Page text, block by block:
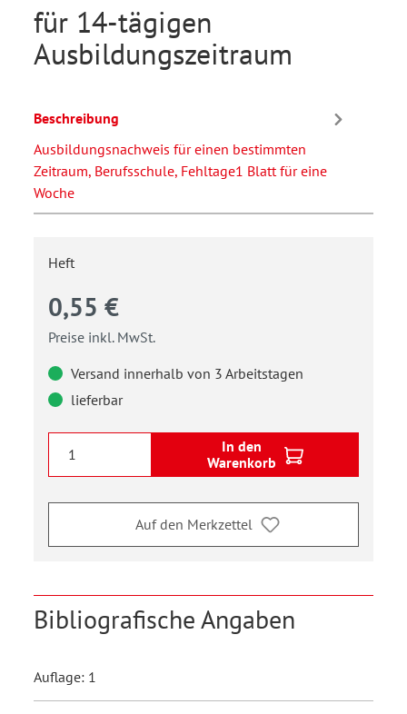
für 14-tägigen
Ausbildungszeitraum
Beschreibung
Ausbildungsnachweis für einen bestimmten
Zeitraum, Berufsschule, Fehltage1 Blatt für eine
Woche
Heft
0,55 €
Preise inkl. MwSt.
Versand innerhalb von 3 Arbeitstagen
lieferbar
In den
Warenkorb
Auf den Merkzettel
Bibliografische Angaben
Auflage: 1